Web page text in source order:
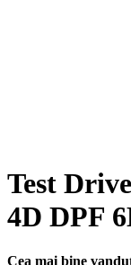
Test
4D DPF
Cea mai bine